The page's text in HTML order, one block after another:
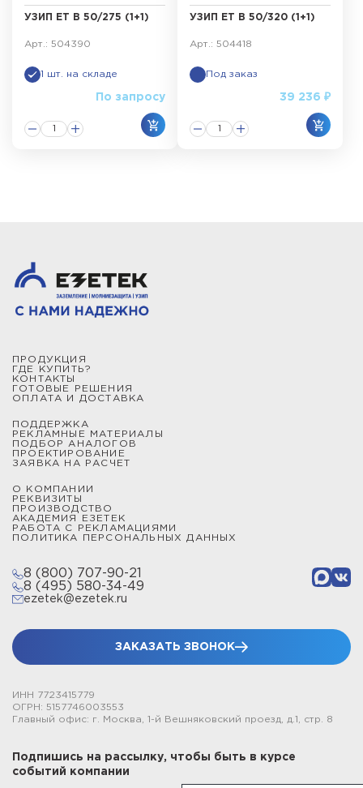
УЗИП ET B 50/275 (1+1)
Арт.: 504390
1 шт. на складе
По запросу
УЗИП ET B 50/320 (1+1)
Арт.: 504418
Под заказ
39 236 ₽
ПРОДУКЦИЯ
ГДЕ КУПИТЬ?
КОНТАКТЫ
ГОТОВЫЕ РЕШЕНИЯ
ОПЛАТА И ДОСТАВКА
ПОДДЕРЖКА
РЕКЛАМНЫЕ МАТЕРИАЛЫ
ПОДБОР АНАЛОГОВ
ПРОЕКТИРОВАНИЕ
ЗАЯВКА НА РАСЧЕТ
О КОМПАНИИ
РЕКВИЗИТЫ
ПРОИЗВОДСТВО
АКАДЕМИЯ ЕЗЕТЕК
РАБОТА С РЕКЛАМАЦИЯМИ
ПОЛИТИКА ПЕРСОНАЛЬНЫХ ДАННЫХ
8 (800) 707-90-21
8 (495) 580-34-49
ezetek@ezetek.ru
ЗАКАЗАТЬ ЗВОНОК
ИНН 7723415779
ОГРН: 5157746003553
Главный офис: г. Москва, 1-й Вешняковский проезд, д.1, стр. 8
Подпишись на рассылку, чтобы быть в курсе
событий компании